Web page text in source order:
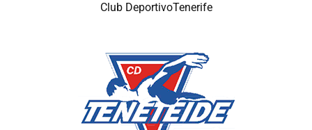
Club DeportivoTenerife